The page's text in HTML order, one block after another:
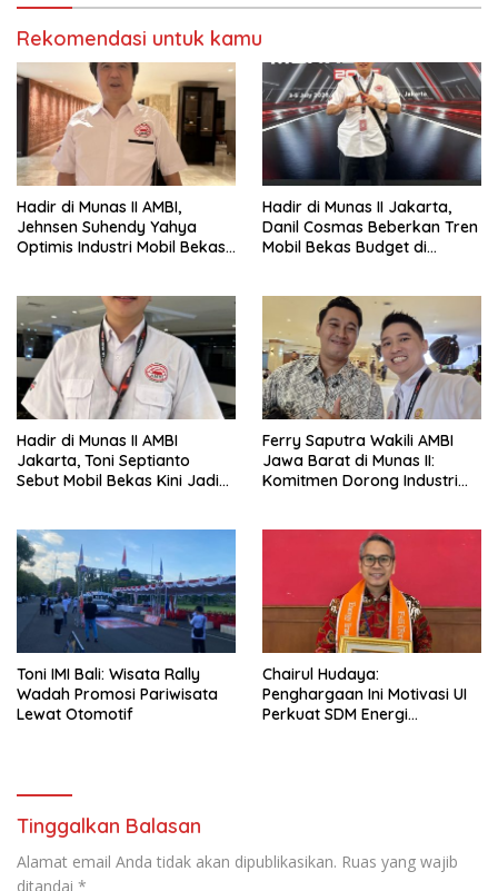
Rekomendasi untuk kamu
Hadir di Munas II AMBI,
Jehnsen Suhendy Yahya
Optimis Industri Mobil Bekas
Hadir di Munas II Jakarta,
Danil Cosmas Beberkan Tren
Mobil Bekas Budget di
Hadir di Munas II AMBI
Jakarta, Toni Septianto
Sebut Mobil Bekas Kini Jadi
Ferry Saputra Wakili AMBI
Jawa Barat di Munas II:
Komitmen Dorong Industri
Toni IMI Bali: Wisata Rally
Wadah Promosi Pariwisata
Lewat Otomotif
Chairul Hudaya:
Penghargaan Ini Motivasi UI
Perkuat SDM Energi
Tinggalkan Balasan
Alamat email Anda tidak akan dipublikasikan. Ruas yang wajib
ditandai *